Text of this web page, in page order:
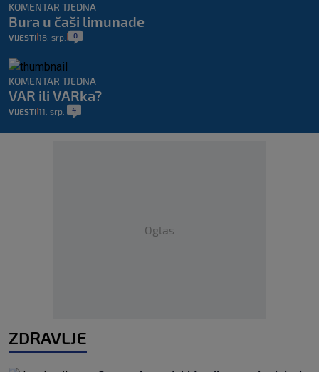
KOMENTAR TJEDNA
Bura u čaši limunade
VIJESTI 18. srp. 0
KOMENTAR TJEDNA
VAR ili VARka?
VIJESTI 11. srp. 4
Oglas
ZDRAVLJE